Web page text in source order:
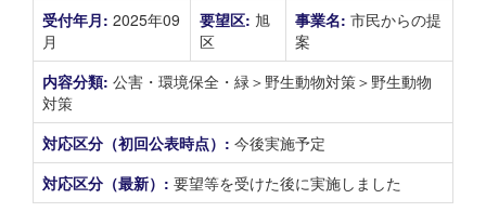
受付年月: 2025年09
月
要望区: 旭
区
事業名: 市民からの提
案
内容分類: 公害・環境保全・緑＞野生動物対策＞野生動物
対策
対応区分（初回公表時点）: 今後実施予定
対応区分（最新）: 要望等を受けた後に実施しました